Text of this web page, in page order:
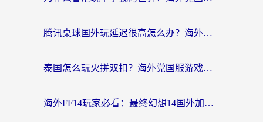
腾讯桌球国外玩延迟很高怎么办？海外党亲测有效的国服游戏加速指南
泰国怎么玩火拼双扣？海外党国服游戏加速终极指南（附暗区突围植物大战僵尸实测）
海外FF14玩家必看：最终幻想14国外加速器下载安装全攻略+卡顿解决秘籍